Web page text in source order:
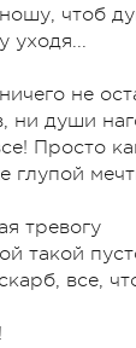
чтоб
не
ни души
Просто
глупой
тревогу
такой
все,